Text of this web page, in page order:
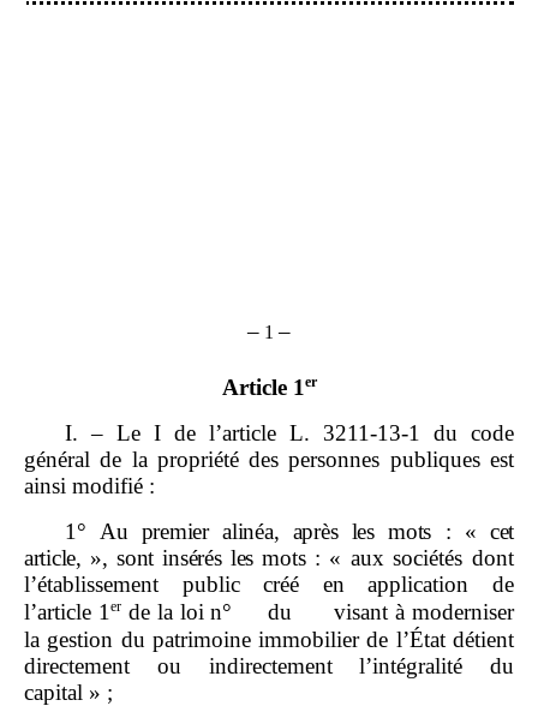
– 1 –
Article 1er
I. – Le I de l’article L. 3211‑13‑1 du code
général de la propriété des personnes publiques est
ainsi modifié :
1° Au premier alinéa, après les mots : « cet
article, », sont insérés les mots : « aux sociétés dont
l’établissement public créé en application de
l’article 1erde la loi n° du visant à moderniser
la gestion du patrimoine immobilier de l’État détient
directement ou indirectement l’intégralité du
capital » ;